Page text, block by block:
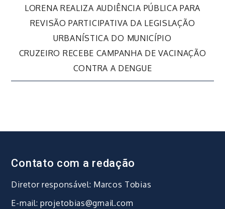
Navegação
LORENA REALIZA AUDIÊNCIA PÚBLICA PARA
REVISÃO PARTICIPATIVA DA LEGISLAÇÃO
URBANÍSTICA DO MUNICÍPIO
CRUZEIRO RECEBE CAMPANHA DE VACINAÇÃO
CONTRA A DENGUE
Contato com a redação
Diretor responsável: Marcos Tobias
E-mail: projetobias@gmail.com